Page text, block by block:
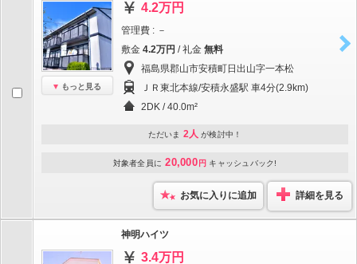
もっと見る
4.2万円
管理費 : －
敷金 4.2万円 / 礼金 無料
福島県郡山市安積町日出山字一本松
ＪＲ東北本線/安積永盛駅 車4分(2.9km)
2DK / 40.0m²
ただいま 2人 が検討中！
対象者全員に 20,000 円 キャッシュバック!
お気に入りに追加 詳細を見る
神明ハイツ
3.4万円